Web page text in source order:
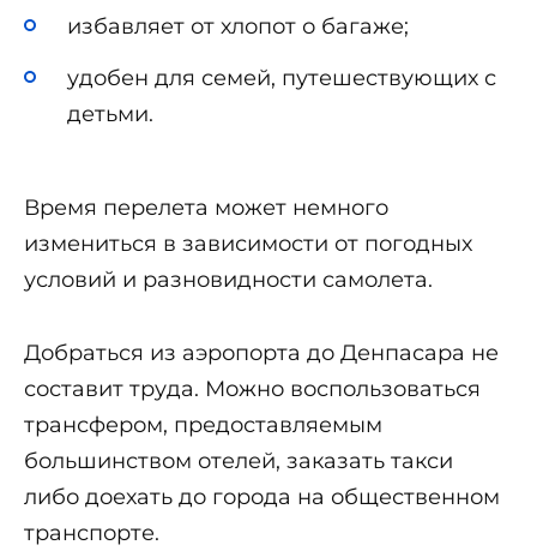
избавляет от хлопот о багаже;
удобен для семей, путешествующих с
детьми.
Время перелета может немного
измениться в зависимости от погодных
условий и разновидности самолета.
Добраться из аэропорта до Денпасара не
составит труда. Можно воспользоваться
трансфером, предоставляемым
большинством отелей, заказать такси
либо доехать до города на общественном
транспорте.